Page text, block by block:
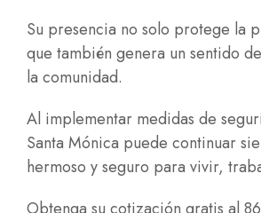
Su presencia no solo protege la
que también genera un sentido
la comunidad.
Al implementar medidas de
Santa Mónica puede continuar
hermoso y seguro para vivir,